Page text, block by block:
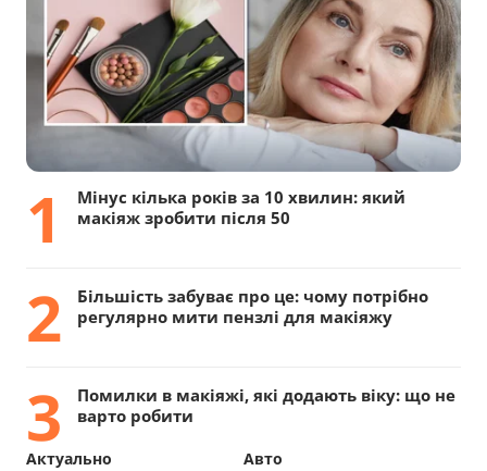
1
Мінус кілька років за 10 хвилин: який
макіяж зробити після 50
2
Більшість забуває про це: чому потрібно
регулярно мити пензлі для макіяжу
3
Помилки в макіяжі, які додають віку: що не
варто робити
Авто
Актуально